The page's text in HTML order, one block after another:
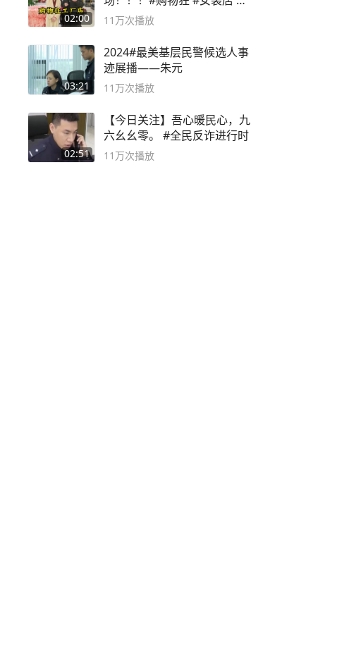
02:00
高品质女装
11万次播放
03:21
2024#最美基层民警候选人事
迹展播——朱元
11万次播放
02:51
【今日关注】吾心暖民心，九
六幺幺零。 #全民反诈进行时
11万次播放